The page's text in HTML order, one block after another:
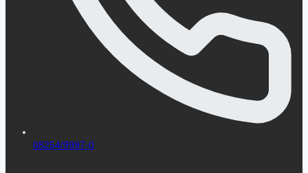
08254/9997-0